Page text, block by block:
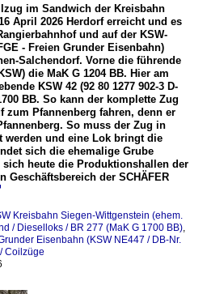
im Sandwich der Kreisbahn
April 2026 Herdorf erreicht und es
und auf der KSW-
- Freien Grunder Eisenbahn)
Salchendorf. Vorne die führende
die MaK G 1204 BB. Hier am
KSW 42 (92 80 1277 902-3 D-
BB. So kann der komplette Zug
zum Pfannenberg fahren, denn er
So muss der Zug in
werden und eine Lok bringt die
sich die ehemalige Grube
heute die Produktionshallen der
Geschäftsbereich der SCHÄFER
Kreisbahn Siegen-Wittgenstein (ehem.
/ Dieselloks / BR 277 (MaK G 1700 BB)
Eisenbahn (KSW NE447 / DB-Nr.
Coilzüge